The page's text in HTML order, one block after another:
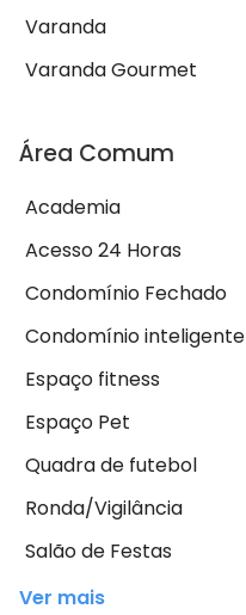
Varanda
Varanda Gourmet
Área Comum
Academia
Acesso 24 Horas
Condomínio Fechado
Condomínio inteligente
Espaço fitness
Espaço Pet
Quadra de futebol
Ronda/Vigilância
Salão de Festas
Ver mais